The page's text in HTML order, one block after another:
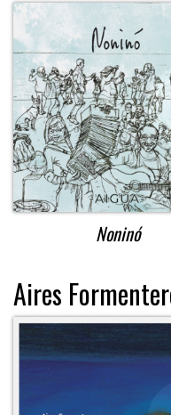
Noninó
Aires